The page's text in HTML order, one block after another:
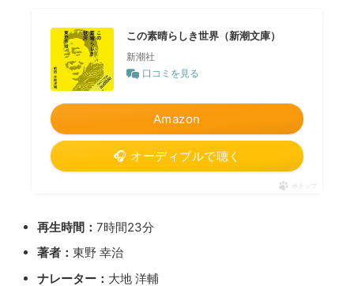
この素晴らしき世界（新潮文庫）
新潮社
口コミを見る
Amazon
🎧 オーディブルで聴く
ポチップ
再生時間： 7時間23分
著者： 東野 幸治
ナレーター： 大地 洋輔